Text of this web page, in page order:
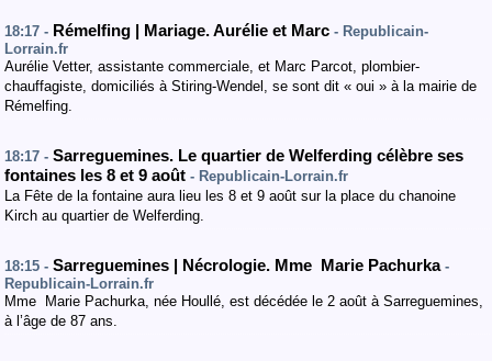
18:17 - Rémelfing | Mariage. Aurélie et Marc - Republicain-
Lorrain.fr
Aurélie Vetter, assistante commerciale, et Marc Parcot, plombier-
chauffagiste, domiciliés à Stiring-Wendel, se sont dit « oui » à la mairie de
Rémelfing.
18:17 - Sarreguemines. Le quartier de Welferding célèbre ses
fontaines les 8 et 9 août - Republicain-Lorrain.fr
La Fête de la fontaine aura lieu les 8 et 9 août sur la place du chanoine
Kirch au quartier de Welferding.
18:15 - Sarreguemines | Nécrologie. Mme Marie Pachurka -
Republicain-Lorrain.fr
Mme Marie Pachurka, née Houllé, est décédée le 2 août à Sarreguemines,
à l’âge de 87 ans.